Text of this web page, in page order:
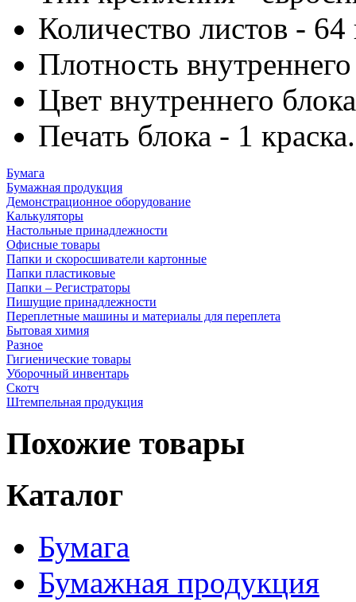
Количество листов -
Плотность
Цвет внутреннего
Печать блока - 1 краска.
Бумага
Бумажная продукция
Демонстрационное оборудование
Калькуляторы
Настольные принадлежности
Офисные товары
Папки и скоросшиватели картонные
Папки пластиковые
Папки – Регистраторы
Пишущие принадлежности
Переплетные машины и материалы для переплета
Бытовая химия
Разное
Гигиенические товары
Уборочный инвентарь
Скотч
Штемпельная продукция
Похожие товары
Каталог
Бумага
Бумажная продукция